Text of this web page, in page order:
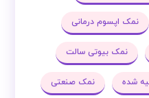
نمک اپسوم درمانی
نمک بیوتی سالت
شده نمک صنعتی